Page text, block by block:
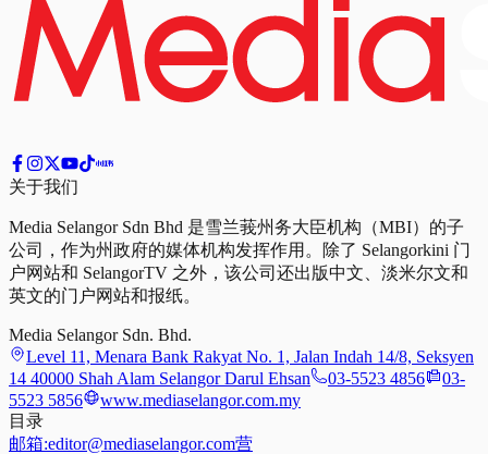
关于我们
Media Selangor Sdn Bhd 是雪兰莪州务大臣机构（MBI）的子
公司，作为州政府的媒体机构发挥作用。除了 Selangorkini 门
户网站和 SelangorTV 之外，该公司还出版中文、淡米尔文和
英文的门户网站和报纸。
Media Selangor Sdn. Bhd.
Level 11, Menara Bank Rakyat No. 1, Jalan Indah 14/8, Seksyen
14 40000 Shah Alam Selangor Darul Ehsan
03-5523 4856
03-
5523 5856
www.mediaselangor.com.my
目录
邮箱:editor@mediaselangor.com营